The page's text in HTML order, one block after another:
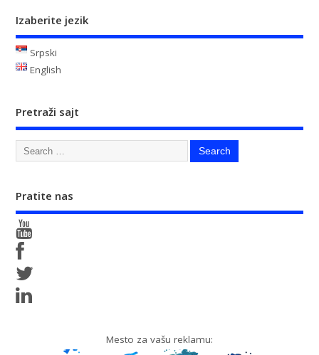
Izaberite jezik
Srpski
English
Pretraži sajt
Pratite nas
Mesto za vašu reklamu: